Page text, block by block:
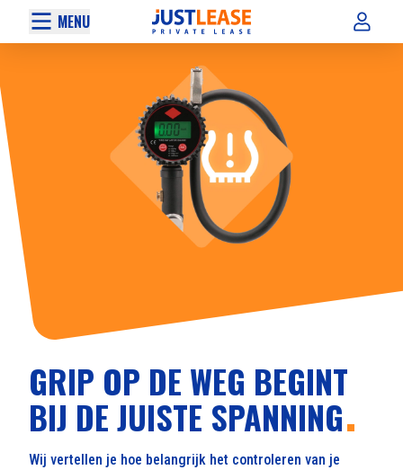
MENU
GRIP OP DE WEG BEGINT
BIJ DE JUISTE SPANNING
Wij vertellen je hoe belangrijk het controleren van je